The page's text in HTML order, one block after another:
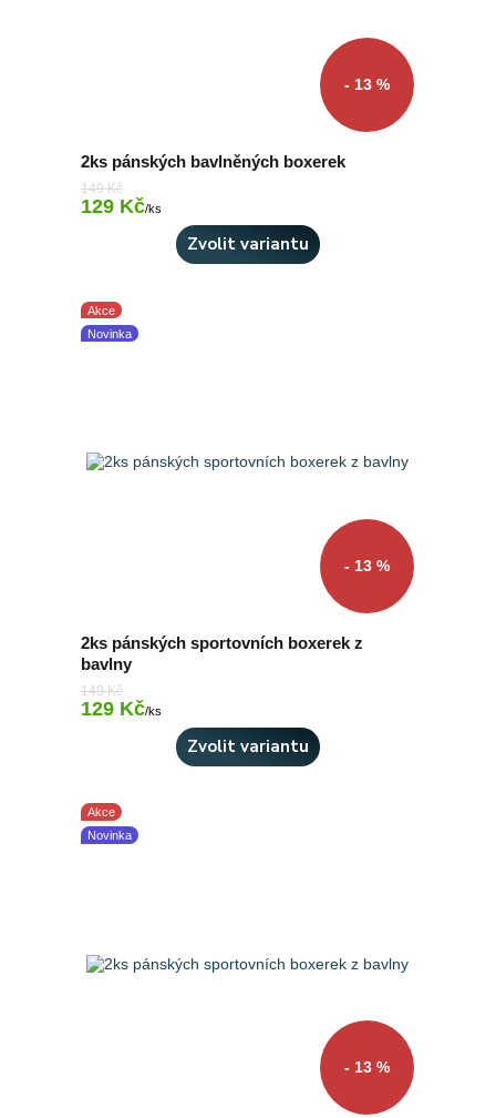
- 13 %
2ks pánských bavlněných boxerek
149 Kč
129 Kč/ks
Zvolit variantu
Akce
Novinka
- 13 %
2ks pánských sportovních boxerek z
bavlny
149 Kč
129 Kč/ks
Zvolit variantu
Akce
Novinka
- 13 %